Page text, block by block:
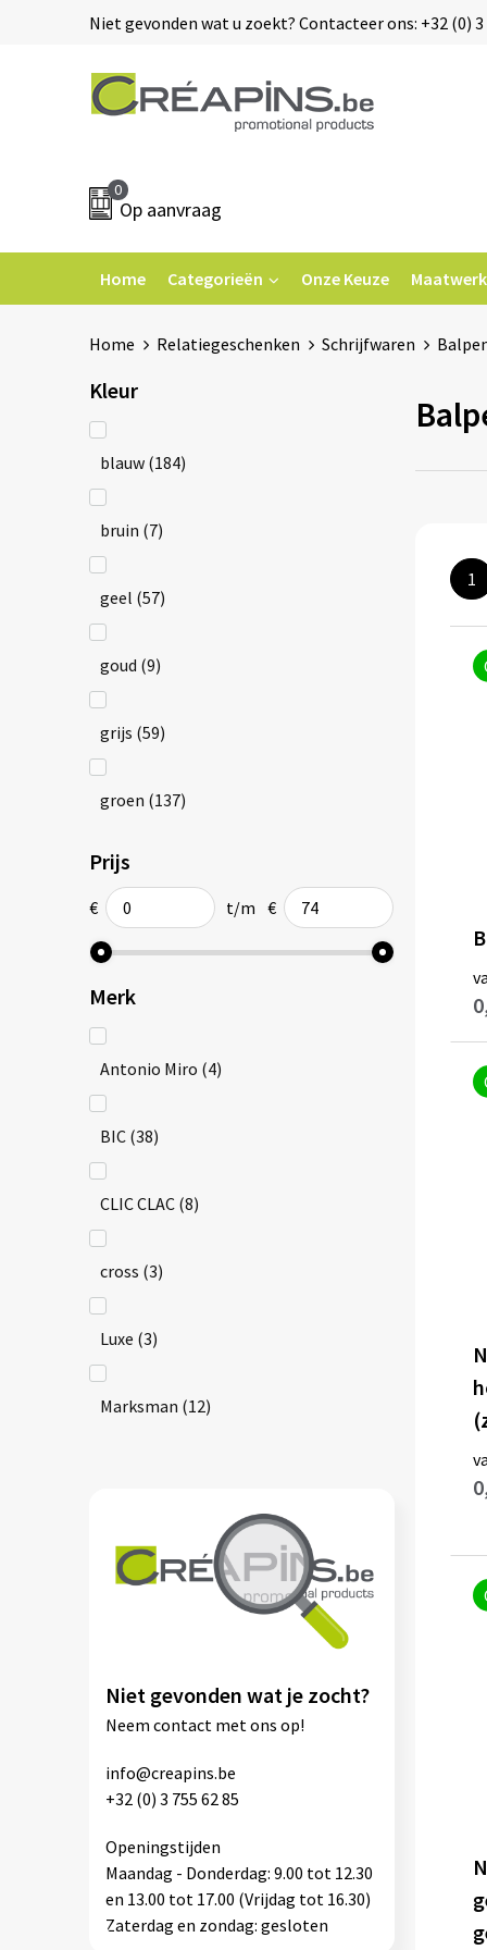
Niet gevonden wat u zoekt? Contacteer ons: +32 (0)
0
Op aanvraag
Home Categorieën Onze Keuze Maatwerk
Home Relatiegeschenken Schrijfwaren
Kleur
blauw (184)
bruin (7)
geel (57)
goud (9)
grijs (59)
groen (137)
meerkleurig
oranje(72)
overig
paars(28)
rood(150)
roze(30)
tweekleurig
wit(180)
zilver (34)
Prijs
€ t/m €
Merk
Antonio Miro (4)
BIC (38)
CLIC CLAC (8)
cross (3)
Luxe (3)
Marksman (12)
Waterman
Niet gevonden wat je zocht?
Neem contact met ons op!
info@creapins.be
+32 (0) 3 755 62 85
Openingstijden
Maandag - Donderdag: 9.00 tot 12.30
en 13.00 tot 17.00 (Vrijdag tot 16.30)
Zaterdag en zondag: gesloten
1